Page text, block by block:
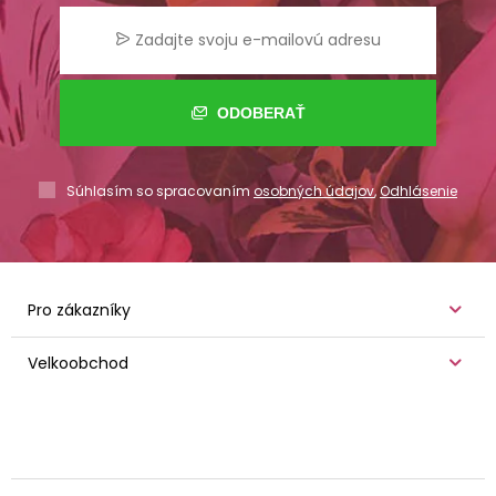
ODOBERAŤ
Súhlasím so spracovaním osobných údajov,Odhlásenie
Pro zákazníky
Velkoobchod